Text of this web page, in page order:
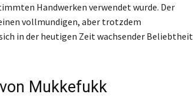
Handwerken verwendet wurde. Der
vollmundigen, aber trotzdem
in der heutigen Zeit wachsender Beliebtheit
Mukkefukk